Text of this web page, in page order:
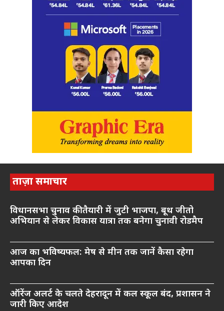
ताज़ा समाचार
विधानसभा चुनाव की तैयारी में जुटी भाजपा, बूथ जीतो
अभियान से लेकर विकास यात्रा तक बनेगा चुनावी रोडमैप
आज का भविष्यफल: मेष से मीन तक जानें कैसा रहेगा
आपका दिन
ऑरेंज अलर्ट के चलते देहरादून में कल स्कूल बंद, प्रशासन ने
जारी किए आदेश